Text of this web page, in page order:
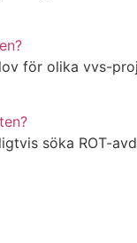
för olika vvs-
söka ROT-